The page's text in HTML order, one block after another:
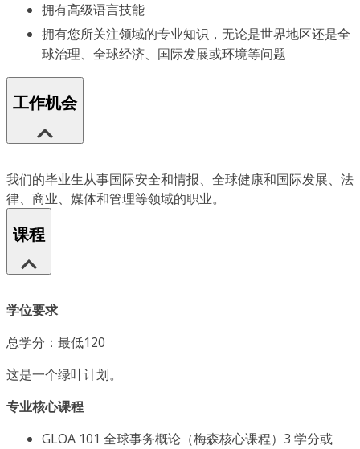
拥有高级语言技能
拥有您所关注领域的专业知识，无论是世界地区还是全
球治理、全球经济、国际发展或环境等问题
工作机会
我们的毕业生从事国际安全和情报、全球健康和国际发展、法
律、商业、媒体和管理等领域的职业。
课程
学位要求
总学分：最低120
这是一个绿叶计划。
专业核心课程
GLOA 101 全球事务概论（梅森核心课程）3 学分或